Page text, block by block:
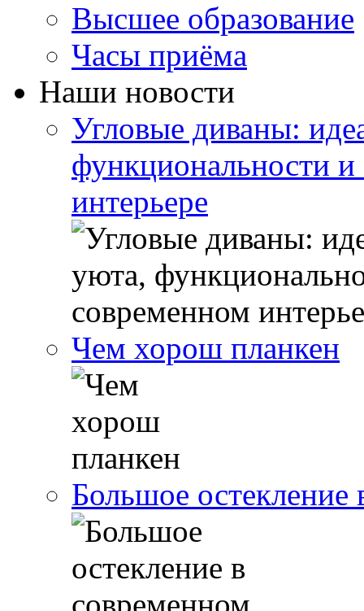
Высшее образование
Часы приёма
Наши новости
Угловые диваны:
функциональности
интерьере
Чем хорош планкен
Большое